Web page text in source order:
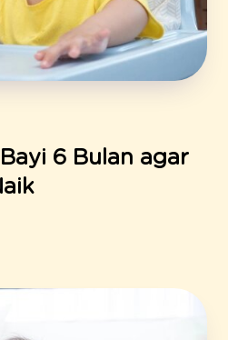
6 Bulan agar